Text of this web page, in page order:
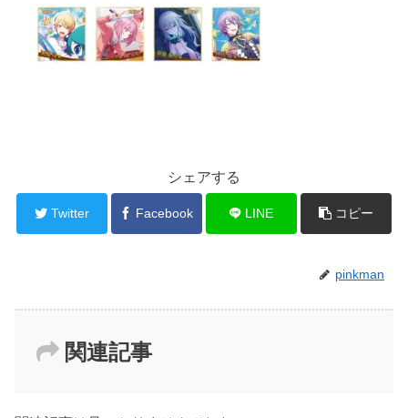
シェアする
Twitter Facebook LINE コピー
pinkman
関連記事